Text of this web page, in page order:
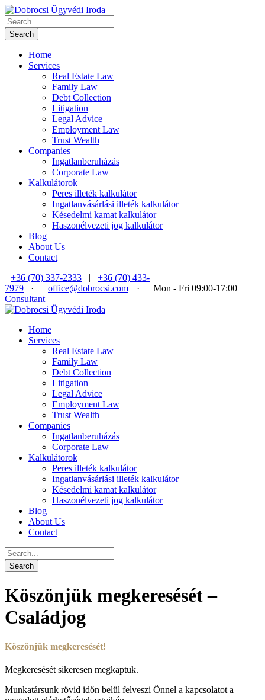
Home
Services
Real Estate Law
Family Law
Debt Collection
Litigation
Legal Advice
Employment Law
Trust Wealth
Companies
Ingatlanberuházás
Corporate Law
Kalkulátorok
Peres illeték kalkulátor
Ingatlanvásárlási illeték kalkulátor
Késedelmi kamat kalkulátor
Haszonélvezeti jog kalkulátor
Blog
About Us
Contact
+36 (70) 337-2333
|
+36 (70) 433-
7979
· office@dobrocsi.com ·
Mon - Fri 09:00-17:00
Consultant
Home
Services
Real Estate Law
Family Law
Debt Collection
Litigation
Legal Advice
Employment Law
Trust Wealth
Companies
Ingatlanberuházás
Corporate Law
Kalkulátorok
Peres illeték kalkulátor
Ingatlanvásárlási illeték kalkulátor
Késedelmi kamat kalkulátor
Haszonélvezeti jog kalkulátor
Blog
About Us
Contact
Köszönjük megkeresését –
Családjog
Köszönjük megkeresését!
Megkeresését sikeresen megkaptuk.
Munkatársunk rövid időn belül felveszi Önnel a kapcsolatot a